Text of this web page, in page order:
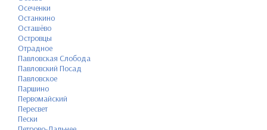
Осеченки
Останкино
Осташёво
Островцы
Отрадное
Павловская Слобода
Павловский Посад
Павловское
Паршино
Первомайский
Пересвет
Пески